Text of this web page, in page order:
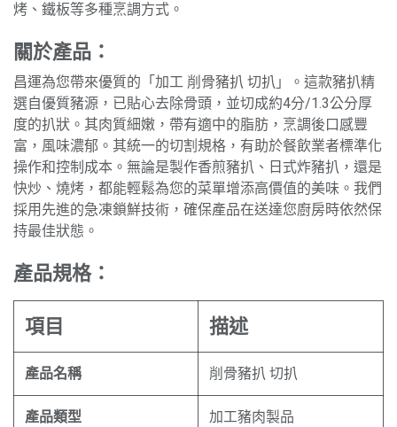
烤、鐵板等多種烹調方式。
關於產品：
昌運為您帶來優質的「加工 削骨豬扒 切扒」。這款豬扒精
選自優質豬源，已貼心去除骨頭，並切成約4分/1.3公分厚
度的扒狀。其肉質細嫩，帶有適中的脂肪，烹調後口感豐
富，風味濃郁。其統一的切割規格，有助於餐飲業者標準化
操作和控制成本。無論是製作香煎豬扒、日式炸豬扒，還是
快炒、燒烤，都能輕鬆為您的菜單增添高價值的美味。我們
採用先進的急凍鎖鮮技術，確保產品在送達您廚房時依然保
持最佳狀態。
產品規格：
項目 描述
產品名稱 削骨豬扒 切扒
產品類型 加工豬肉製品